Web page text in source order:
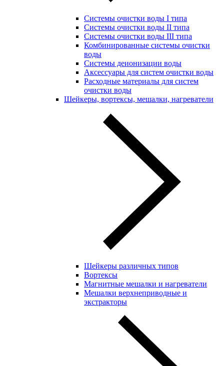
Системы очистки воды I типа
Системы очистки воды II типа
Системы очистки воды III типа
Комбинированные системы очистки
воды
Системы деионизации воды
Аксессуары для систем очистки воды
Расходные материалы для систем
очистки воды
Шейкеры, вортексы, мешалки, нагреватели
Шейкеры различных типов
Вортексы
Магнитные мешалки и нагреватели
Мешалки верхнеприводные и
экстракторы